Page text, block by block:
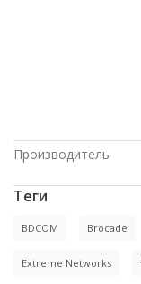
Производитель
Теги
BDCOM Brocade
Extreme Networks